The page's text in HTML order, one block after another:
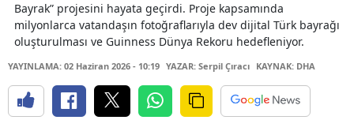
Bayrak” projesini hayata geçirdi. Proje kapsamında
milyonlarca vatandaşın fotoğraflarıyla dev dijital Türk bayrağı
oluşturulması ve Guinness Dünya Rekoru hedefleniyor.
YAYINLAMA: 02 Haziran 2026 - 10:19 YAZAR: Serpil Çıracı KAYNAK: DHA